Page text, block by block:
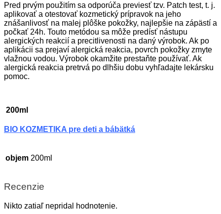
Pred prvým použitím sa odporúča previesť tzv. Patch test, t. j.
aplikovať a otestovať kozmetický prípravok na jeho
znášanlivosť na malej plôške pokožky, najlepšie na zápästí a
počkať 24h. Touto metódou sa môže predísť nástupu
alergických reakcií a precitlivenosti na daný výrobok. Ak po
aplikácii sa prejaví alergická reakcia, povrch pokožky zmyte
vlažnou vodou. Výrobok okamžite prestaňte používať. Ak
alergická reakcia pretrvá po dlhšiu dobu vyhľadajte lekársku
pomoc.
200ml
BIO KOZMETIKA pre deti a bábätká
objem 200ml
Recenzie
Nikto zatiaľ nepridal hodnotenie.